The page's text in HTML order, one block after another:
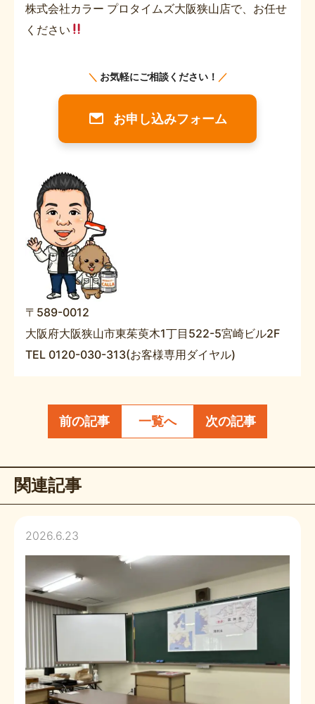
株式会社カラー プロタイムズ大阪狭山店で、お任せ
ください
お申し込みフォーム
〒589-0012
大阪府大阪狭山市東茱萸木1丁目522-5宮崎ビル2F
TEL 0120-030-313(お客様専用ダイヤル)
前の記事 一覧へ 次の記事
関連記事
2026.6.23